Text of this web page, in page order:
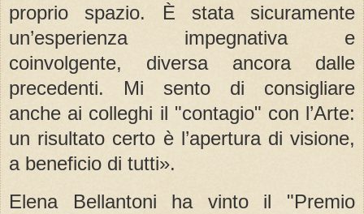
proprio spazio. È stata sicuramente
un’esperienza impegnativa e
coinvolgente, diversa ancora dalle
precedenti. Mi sento di consigliare
anche ai colleghi il "contagio" con l’Arte:
un risultato certo è l’apertura di visione,
a beneficio di tutti».
Elena Bellantoni ha vinto il "Premio